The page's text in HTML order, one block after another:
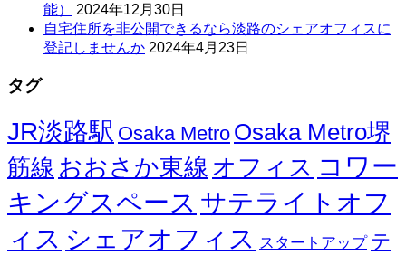
能）
2024年12月30日
自宅住所を非公開できるなら淡路のシェアオフィスに
登記しませんか 2024年4月23日
タグ
JR淡路駅 Osaka Metro Osaka Metro堺
筋線 おおさか東線 オフィス コワー
キングスペース サテライトオフ
ィス シェアオフィス スタートアップ テ